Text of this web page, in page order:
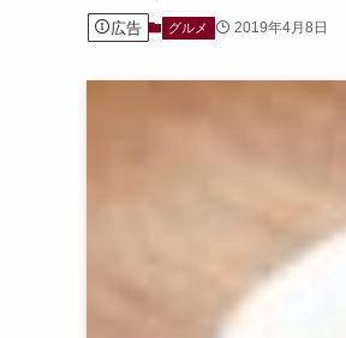
広告 グルメ 2019年4月8日